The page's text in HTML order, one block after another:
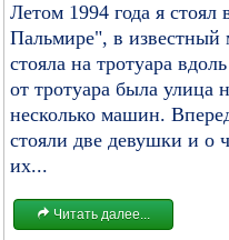
Летом 1994 года я
Пальмире", в известный
стояла на тротуара
от тротуара была улица
несколько машин.
стояли две девушки и о
их...
Читать далее...